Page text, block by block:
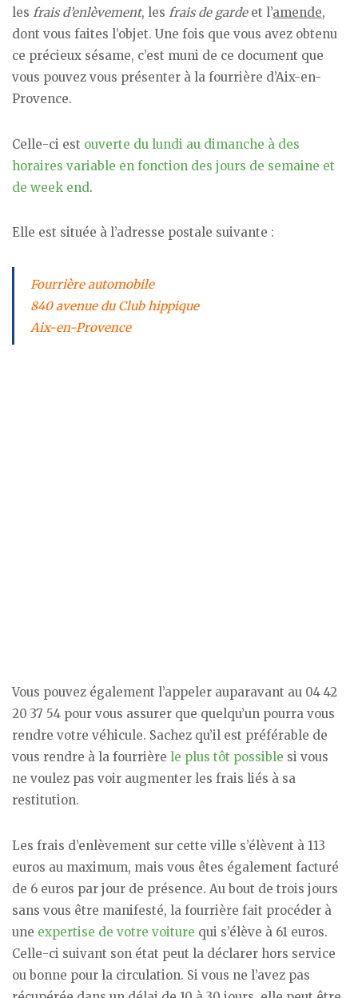
les frais d’enlèvement, les frais de gardeet l’amende,
dont vous faites l’objet. Une fois que vous avez obtenu
ce précieux sésame, c’est muni de ce document que
vous pouvez vous présenter à la fourrière d’Aix-en-
Provence.
Celle-ci est ouverte du lundi au dimanche à des
horaires variable en fonction des jours de semaine et
de week end.
Elle est située à l’adresse postale suivante :
Fourrière automobile
840 avenue du Club hippique
Aix-en-Provence
Vous pouvez également l’appeler auparavant au 04 42
20 37 54 pour vous assurer que quelqu’un pourra vous
rendre votre véhicule. Sachez qu’il est préférable de
vous rendre à la fourrière le plus tôt possible si vous
ne voulez pas voir augmenter les frais liés à sa
restitution.
Les frais d’enlèvement sur cette ville s’élèvent à 113
euros au maximum, mais vous êtes également facturé
de 6 euros par jour de présence. Au bout de trois jours
sans vous être manifesté, la fourrière fait procéder à
une expertise de votre voiture qui s’élève à 61 euros.
Celle-ci suivant son état peut la déclarer hors service
ou bonne pour la circulation. Si vous ne l’avez pas